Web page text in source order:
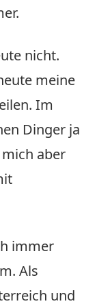
nicht.
meine
Im
Dinger ja
aber
immer
Als
und